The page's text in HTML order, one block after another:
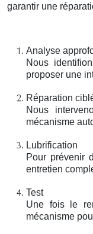
garantir une
Analyse
Nous
proposer une
Réparation
Nous
mécanisme
Lubrification
Pour prévenir
entretien
Test
Une fois le
mécanisme